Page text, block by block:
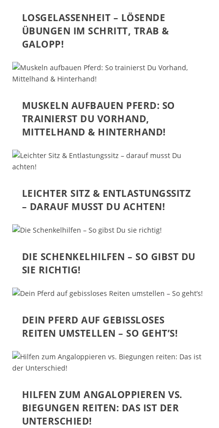
LOSGELASSENHEIT – LÖSENDE
ÜBUNGEN IM SCHRITT, TRAB &
GALOPP!
MUSKELN AUFBAUEN PFERD: SO
TRAINIERST DU VORHAND,
MITTELHAND & HINTERHAND!
LEICHTER SITZ & ENTLASTUNGSSITZ
– DARAUF MUSST DU ACHTEN!
DIE SCHENKELHILFEN – SO GIBST DU
SIE RICHTIG!
DEIN PFERD AUF GEBISSLOSES
REITEN UMSTELLEN – SO GEHT’S!
HILFEN ZUM ANGALOPPIEREN VS.
BIEGUNGEN REITEN: DAS IST DER
UNTERSCHIED!